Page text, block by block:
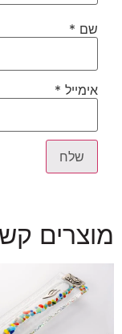
שם *
אימייל *
מוצרים